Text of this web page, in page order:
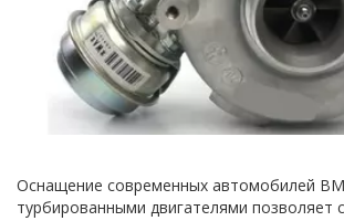
Оснащение современных автомобилей
турбированными двигателями позволяет